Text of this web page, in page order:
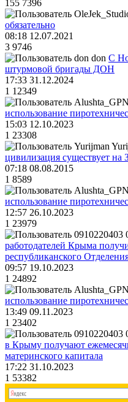
155 7396
обязательно
08:18 12.07.2021
3 9746
don С
штурмовой бригады ДОН
17:33 31.12.2024
1 12349
использование
15:03 12.10.2023
1 23308
цивилизация существует на
07:18 08.08.2015
1 8589
использование
12:57 26.10.2023
1 23979
работодателей Крыма
республиканского
09:57 19.10.2023
1 24892
использование
13:49 09.11.2023
1 23402
в Крыму получают
материнского капитала
17:22 31.10.2023
1 53382